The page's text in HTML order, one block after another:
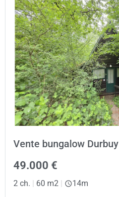
Vente bungalow Durbuy
49.000 €
2 ch. | 60 m2 | 14m